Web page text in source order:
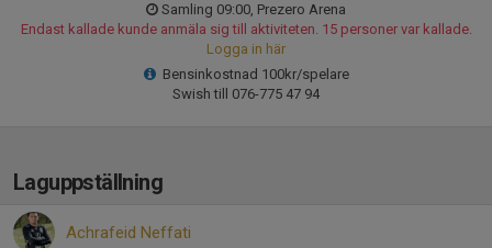
Samling 09:00, Prezero Arena
Endast kallade kunde anmäla sig till aktiviteten. 15 personer var kallade.
Logga in här
Bensinkostnad 100kr/spelare
Swish till 076-775 47 94
Laguppställning
Achrafeid Neffati